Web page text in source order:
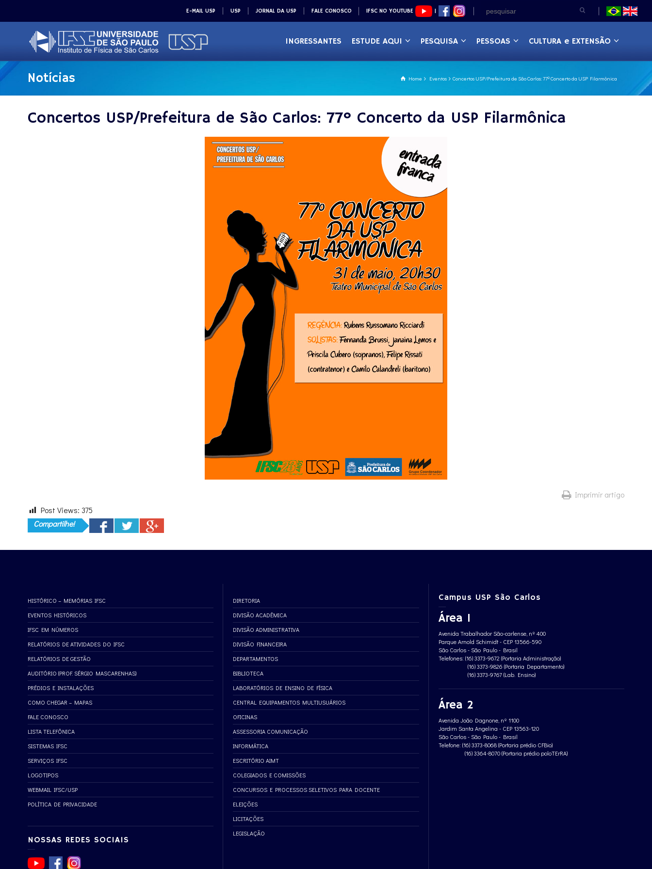
E-MAIL USP USP JORNAL DA USP FALE CONOSCO IFSC NO YOUTUBE |
INGRESSANTES ESTUDE AQUI PESQUISA PESSOAS CULTURA e EXTENSÃO
Home Eventos Concertos USP/Prefeitura de São Carlos: 77º Concerto da USP Filarmônica
Notícias
Concertos USP/Prefeitura de São Carlos: 77º Concerto da USP Filarmônica
Imprimir artigo
Post Views: 375
Compartilhe!
HISTÓRICO – MEMÓRIAS IFSC
EVENTOS HISTÓRICOS
IFSC EM NÚMEROS
RELATÓRIOS DE ATIVIDADES DO IFSC
RELATÓRIOS DE GESTÃO
AUDITÓRIO (PROF. SÉRGIO MASCARENHAS)
PRÉDIOS E INSTALAÇÕES
COMO CHEGAR – MAPAS
FALE CONOSCO
LISTA TELEFÔNICA
SISTEMAS IFSC
SERVIÇOS IFSC
LOGOTIPOS
WEBMAIL IFSC/USP
POLÍTICA DE PRIVACIDADE
NOSSAS REDES SOCIAIS
DIRETORIA
DIVISÃO ACADÊMICA
DIVISÃO ADMINISTRATIVA
DIVISÃO FINANCEIRA
DEPARTAMENTOS
BIBLIOTECA
LABORATÓRIOS DE ENSINO DE FÍSICA
CENTRAL EQUIPAMENTOS MULTIUSUÁRIOS
OFICINAS
ASSESSORIA COMUNICAÇÃO
INFORMÁTICA
ESCRITÓRIO AIMT
COLEGIADOS E COMISSÕES
CONCURSOS E PROCESSOS SELETIVOS PARA DOCENTE
ELEIÇÕES
LICITAÇÕES
LEGISLAÇÃO
Campus USP São Carlos
Área 1
Avenida Trabalhador São-carlense, nº 400
Parque Arnold Schimidt - CEP 13566-590
São Carlos - São Paulo - Brasil
Telefones: (16) 3373-9672 (Portaria Administração)
(16) 3373-9826 (Portaria Departamento)
(16) 3373-9767 (Lab. Ensino)
Área 2
Avenida João Dagnone, nº 1100
Jardim Santa Angelina - CEP 13563-120
São Carlos - São Paulo - Brasil
Telefone: (16) 3373-8068 (Portaria prédio CFBio)
(16) 3364-8070 (Portaria prédio poloTErRA)